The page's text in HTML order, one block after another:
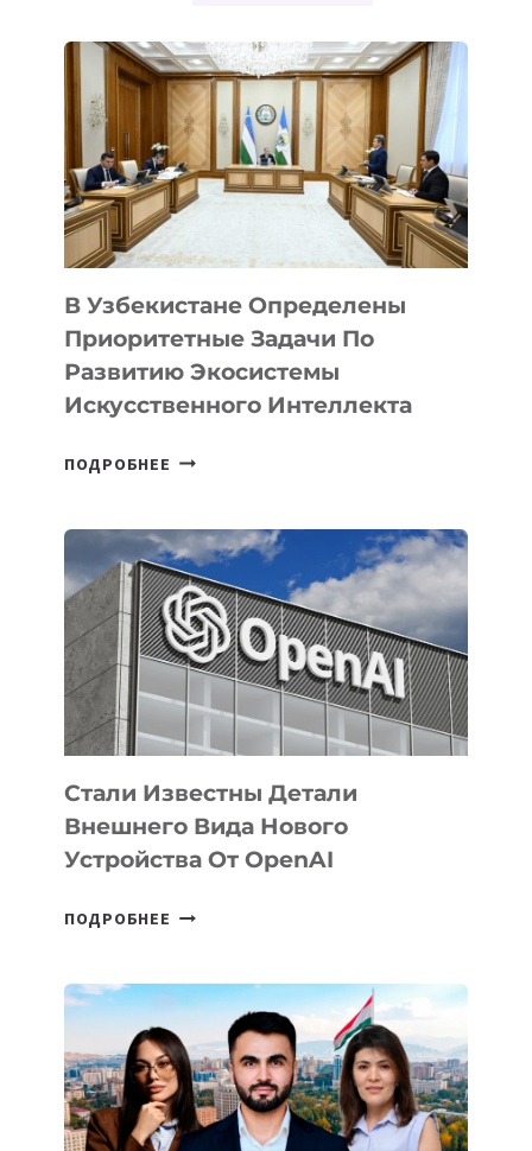
В Узбекистане Определены
Приоритетные Задачи По
Развитию Экосистемы
Искусственного Интеллекта
ПОДРОБНЕЕ В
ПРИОРИТЕТНЫЕ
ЗАДАЧИ
ПО
РАЗВИТИЮ
ЭКОСИСТЕМЫ
ИСКУССТВЕННОГО
ИНТЕЛЛЕКТА
Стали Известны Детали
Внешнего Вида Нового
Устройства От OpenAI
ПОДРОБНЕЕ СТАЛИ
ВНЕШНЕГО
ВИДА
НОВОГО
УСТРОЙСТВА
ОТ